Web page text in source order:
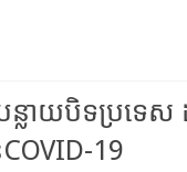
លាយបិទប្រទេស
19